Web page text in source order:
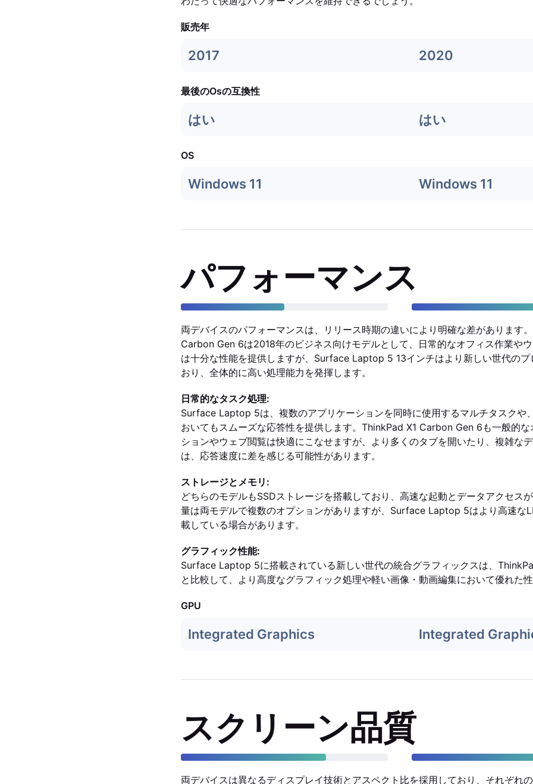
販売年
2017 2020
最後のOsの互換性
はい はい
OS
Windows 11 Windows 11
パフォーマンス
両デバイスのパフォーマンスは、リリース時期の違いにより明確な差があります
Carbon Gen 6は2018年のビジネス向けモデルとして、日常的なオフィス作業や
は十分な性能を提供しますが、Surface Laptop 5 13インチはより新しい世代のプ
おり、全体的に高い処理能力を発揮します。
日常的なタスク処理:
Surface Laptop 5は、複数のアプリケーションを同時に使用するマルチタスクや
おいてもスムーズな応答性を提供します。ThinkPad X1 Carbon Gen 6も一般的な
ションやウェブ閲覧は快適にこなせますが、より多くのタブを開いたり、複雑な
は、応答速度に差を感じる可能性があります。
ストレージとメモリ:
どちらのモデルもSSDストレージを搭載しており、高速な起動とデータアクセス
量は両モデルで複数のオプションがありますが、Surface Laptop 5はより高速な
載している場合があります。
グラフィック性能:
Surface Laptop 5に搭載されている新しい世代の統合グラフィックスは、
と比較して、より高度なグラフィック処理や軽い画像・動画編集において優れた性
GPU
Integrated Graphics Integrated
スクリーン品質
両デバイスは異なるディスプレイ技術とアスペクト比を採用しており、それぞれ